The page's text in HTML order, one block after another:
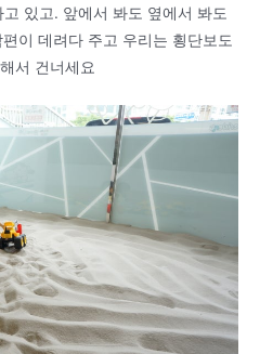
있고. 앞에서 봐도 옆에서 봐도
이 데려다 주고 우리는 횡단보도
서 건너세요